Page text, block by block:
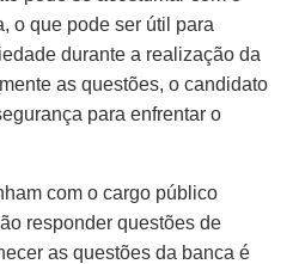
o que pode ser útil para
durante a realização da
as questões, o candidato
para enfrentar o
com o cargo público
responder questões de
as questões da banca é